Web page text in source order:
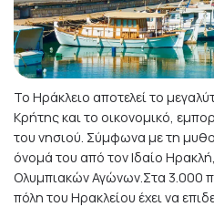
Το Ηράκλειο αποτελεί το
Κρήτης και το οικονομικό,
του νησιού. Σύμφωνα με τη
όνομά του από τον Ιδαίο
Ολυμπιακών Αγώνων.Στα 3.000
πόλη του Ηρακλείου έχει να